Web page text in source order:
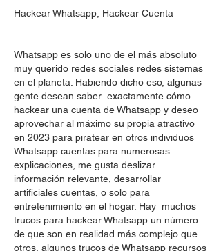
Hackear Whatsapp, Hackear Cuenta
Whatsapp es solo uno de el más absoluto
muy querido redes sociales redes sistemas
en el planeta. Habiendo dicho eso, algunas
gente desean saber  exactamente cómo
hackear una cuenta de Whatsapp y deseo
aprovechar al máximo su propia atractivo
en 2023 para piratear en otros individuos
Whatsapp cuentas para numerosas
explicaciones, me gusta deslizar
información relevante, desarrollar
artificiales cuentas, o solo para
entretenimiento en el hogar. Hay  muchos
trucos para hackear Whatsapp un número
de que son en realidad más complejo que
otros, algunos trucos de Whatsapp recursos